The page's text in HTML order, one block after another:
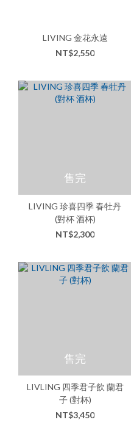
LIVING 金花永遠
NT$2,550
售完
LIVING 珍喜四季 春牡丹
(對杯 酒杯)
NT$2,300
售完
LIVLING 四季君子飲 蘭君
子 (對杯)
NT$3,450